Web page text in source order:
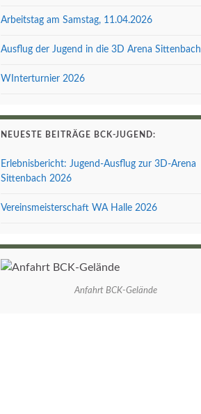
Arbeitstag am Samstag, 11.04.2026
Ausflug der Jugend in die 3D Arena Sittenbach
WInterturnier 2026
NEUESTE BEITRÄGE BCK-JUGEND:
Erlebnisbericht: Jugend-Ausflug zur 3D-Arena
Sittenbach 2026
Vereinsmeisterschaft WA Halle 2026
Anfahrt BCK-Gelände